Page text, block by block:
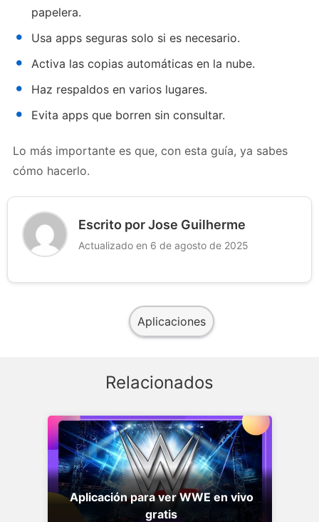
papelera.
Usa apps seguras solo si es necesario.
Activa las copias automáticas en la nube.
Haz respaldos en varios lugares.
Evita apps que borren sin consultar.
Lo más importante es que, con esta guía, ya sabes
cómo hacerlo.
Escrito por Jose Guilherme
Actualizado en 6 de agosto de 2025
Aplicaciones
Relacionados
Aplicación para ver WWE en vivo
gratis